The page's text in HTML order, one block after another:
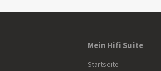
Mein Hifi Suite
Startseite